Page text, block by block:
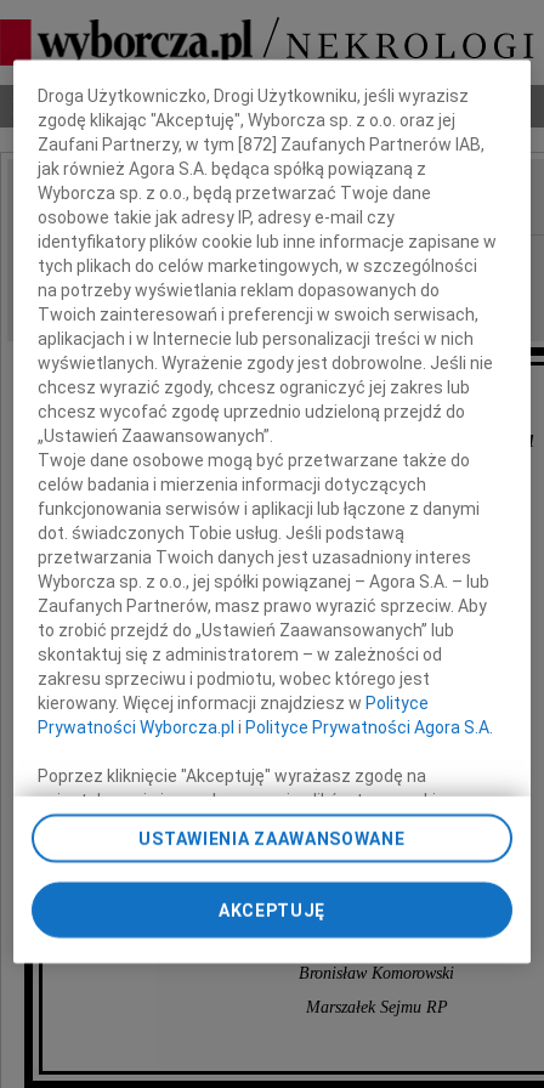
Nekrologi Odeszli Poradnik pogrzebowy
IMIĘ I NAZWISKO:
REGION: cała Polska
DATA EMISJI: 08.10.2009
Mirosławowi Drzewieckiemu
wyrazy głębokiego współczucia
z powodu śmierci
Matki
Bronisław Komorowski
Marszałek Sejmu RP
Dbamy o Twoją prywatność
Droga Użytkowniczko, Drogi Użytkowniku, jeśli wyrazisz
zgodę klikając "Akceptuję", Wyborcza sp. z o.o. oraz jej
Zaufani Partnerzy, w tym [872 ] Zaufanych Partnerów IAB,
jak również Agora S.A. będąca spółką powiązaną z
Wyborcza sp. z o.o., będą przetwarzać Twoje dane
osobowe takie jak adresy IP, adresy e-mail czy
identyfikatory plików cookie lub inne informacje zapisane w
tych plikach do celów marketingowych, w szczególności
na potrzeby wyświetlania reklam dopasowanych do
Twoich zainteresowań i preferencji w swoich serwisach,
aplikacjach i w Internecie lub personalizacji treści w nich
wyświetlanych. Wyrażenie zgody jest dobrowolne. Jeśli nie
chcesz wyrazić zgody, chcesz ograniczyć jej zakres lub
chcesz wycofać zgodę uprzednio udzieloną przejdź do
„Ustawień Zaawansowanych”.
Twoje dane osobowe mogą być przetwarzane także do
celów badania i mierzenia informacji dotyczących
funkcjonowania serwisów i aplikacji lub łączone z danymi
dot. świadczonych Tobie usług. Jeśli podstawą
przetwarzania Twoich danych jest uzasadniony interes
Wyborcza sp. z o.o., jej spółki powiązanej – Agora S.A. – lub
Zaufanych Partnerów, masz prawo wyrazić sprzeciw. Aby
to zrobić przejdź do „Ustawień Zaawansowanych” lub
skontaktuj się z administratorem – w zależności od
zakresu sprzeciwu i podmiotu, wobec którego jest
kierowany. Więcej informacji znajdziesz w Polityce
Prywatności Wyborcza.pl i Polityce Prywatności Agora S.A.
Poprzez kliknięcie "Akceptuję" wyrażasz zgodę na
zainstalowanie i przechowywanie plików typu cookie
Wyborczej sp. z o. o. jej Zaufanych Partnerów i Agora S.A.
na Twoim urządzeniu końcowym. Możesz też w każdej
ponownie wywołując narzędzie do zarządzania Twoimi
preferencjami dot. przetwarzania danych poprzez
przechodząc do sekcji „Ustawienia zaawansowane”.
My, nasi Zaufani Partnerzy i Agora S.A. możemy
USTAWIENIA ZAAWANSOWANE
AKCEPTUJĘ